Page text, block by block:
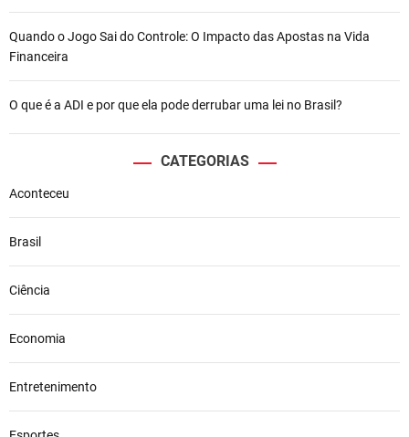
Quando o Jogo Sai do Controle: O Impacto das Apostas na Vida
Financeira
O que é a ADI e por que ela pode derrubar uma lei no Brasil?
CATEGORIAS
Aconteceu
Brasil
Ciência
Economia
Entretenimento